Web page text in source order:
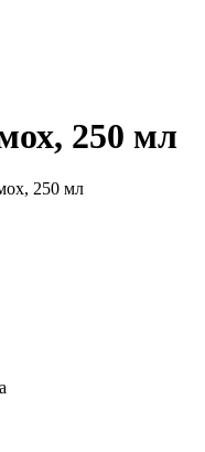
250 мл
250 мл